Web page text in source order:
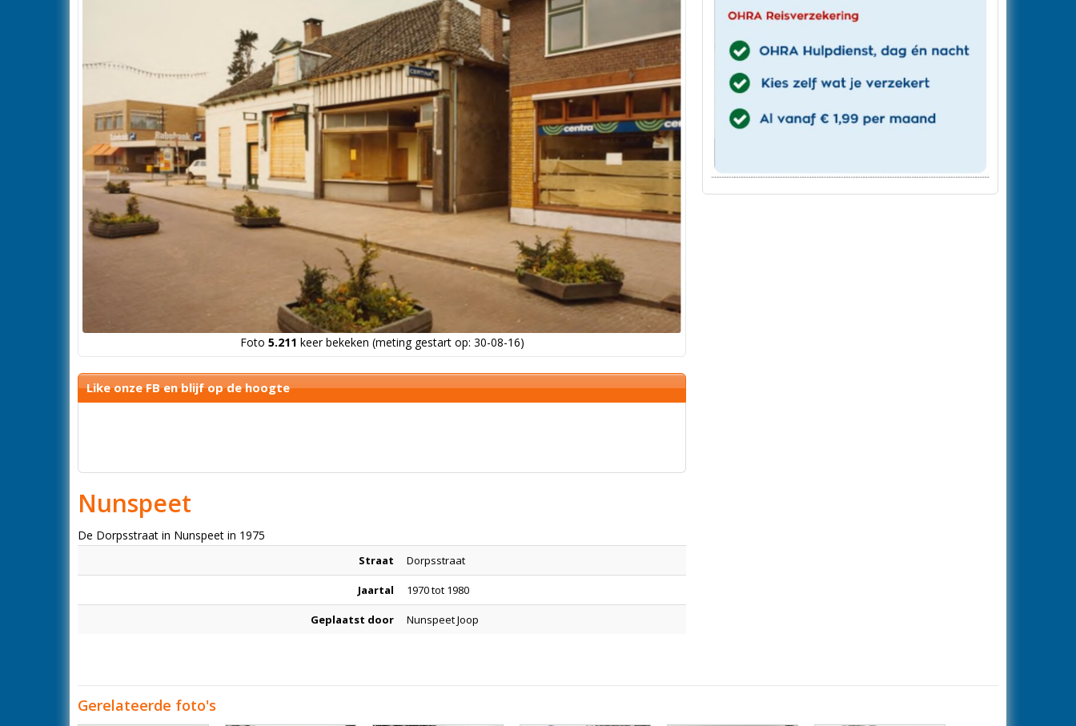
Foto 5.211 keer bekeken (meting gestart op: 30-08-16)
Like onze FB en blijf op de hoogte
Nunspeet
De Dorpsstraat in Nunspeet in 1975
Straat Dorpsstraat
Jaartal 1970 tot 1980
Geplaatst door Nunspeet Joop
Gerelateerde foto's